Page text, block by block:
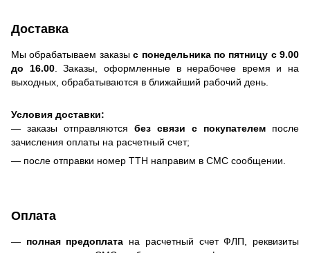
Доставка
Мы обрабатываем заказыс понедельника по пятницу с 9.00
до 16.00. Заказы, оформленные в нерабочее время и на
выходных, обрабатываются в ближайший рабочий день.
Условия доставки:
— заказы отправляются без связи с покупателем после
зачисления оплаты на расчетный счет;
— после отправки номер ТТН направим в СМС сообщении.
Оплата
— полная предоплата на расчетный счет ФЛП, реквизиты